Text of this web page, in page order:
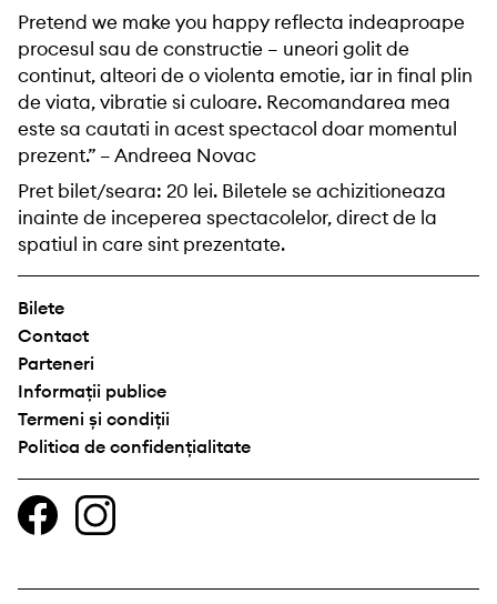
Pretend we make you happy reflecta indeaproape
procesul sau de constructie – uneori golit de
continut, alteori de o violenta emotie, iar in final plin
de viata, vibratie si culoare. Recomandarea mea
este sa cautati in acest spectacol doar momentul
prezent.” – Andreea Novac
Pret bilet/seara: 20 lei. Biletele se achizitioneaza
inainte de inceperea spectacolelor, direct de la
spatiul in care sint prezentate.
Bilete
Contact
Parteneri
Informații publice
Termeni și condiții
Politica de confidențialitate